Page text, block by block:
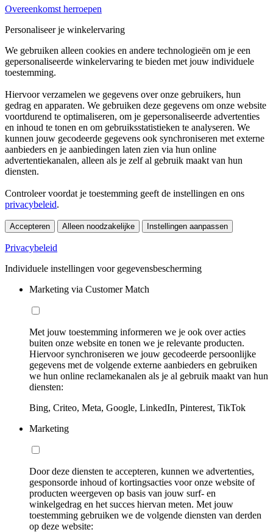
Overeenkomst herroepen
Personaliseer je winkelervaring
We gebruiken alleen cookies en andere technologieën om je een
gepersonaliseerde winkelervaring te bieden met jouw individuele
toestemming.
Hiervoor verzamelen we gegevens over onze gebruikers, hun
gedrag en apparaten. We gebruiken deze gegevens om onze website
voortdurend te optimaliseren, om je gepersonaliseerde advertenties
en inhoud te tonen en om gebruiksstatistieken te analyseren. We
kunnen jouw gecodeerde gegevens ook synchroniseren met externe
aanbieders en je aanbiedingen laten zien via hun online
advertentiekanalen, alleen als je zelf al gebruik maakt van hun
diensten.
Controleer voordat je toestemming geeft de instellingen en ons
privacybeleid.
Accepteren Alleen noodzakelijke Instellingen aanpassen
Privacybeleid
Individuele instellingen voor gegevensbescherming
Marketing via Customer Match
Met jouw toestemming informeren we je ook over acties
buiten onze website en tonen we je relevante producten.
Hiervoor synchroniseren we jouw gecodeerde persoonlijke
gegevens met de volgende externe aanbieders en gebruiken
we hun online reclamekanalen als je al gebruik maakt van hun
diensten:
Bing, Criteo, Meta, Google, LinkedIn, Pinterest, TikTok
Marketing
Door deze diensten te accepteren, kunnen we advertenties,
gesponsorde inhoud of kortingsacties voor onze website of
producten weergeven op basis van jouw surf- en
winkelgedrag en het succes hiervan meten. Met jouw
toestemming gebruiken we de volgende diensten van derden
op deze website: